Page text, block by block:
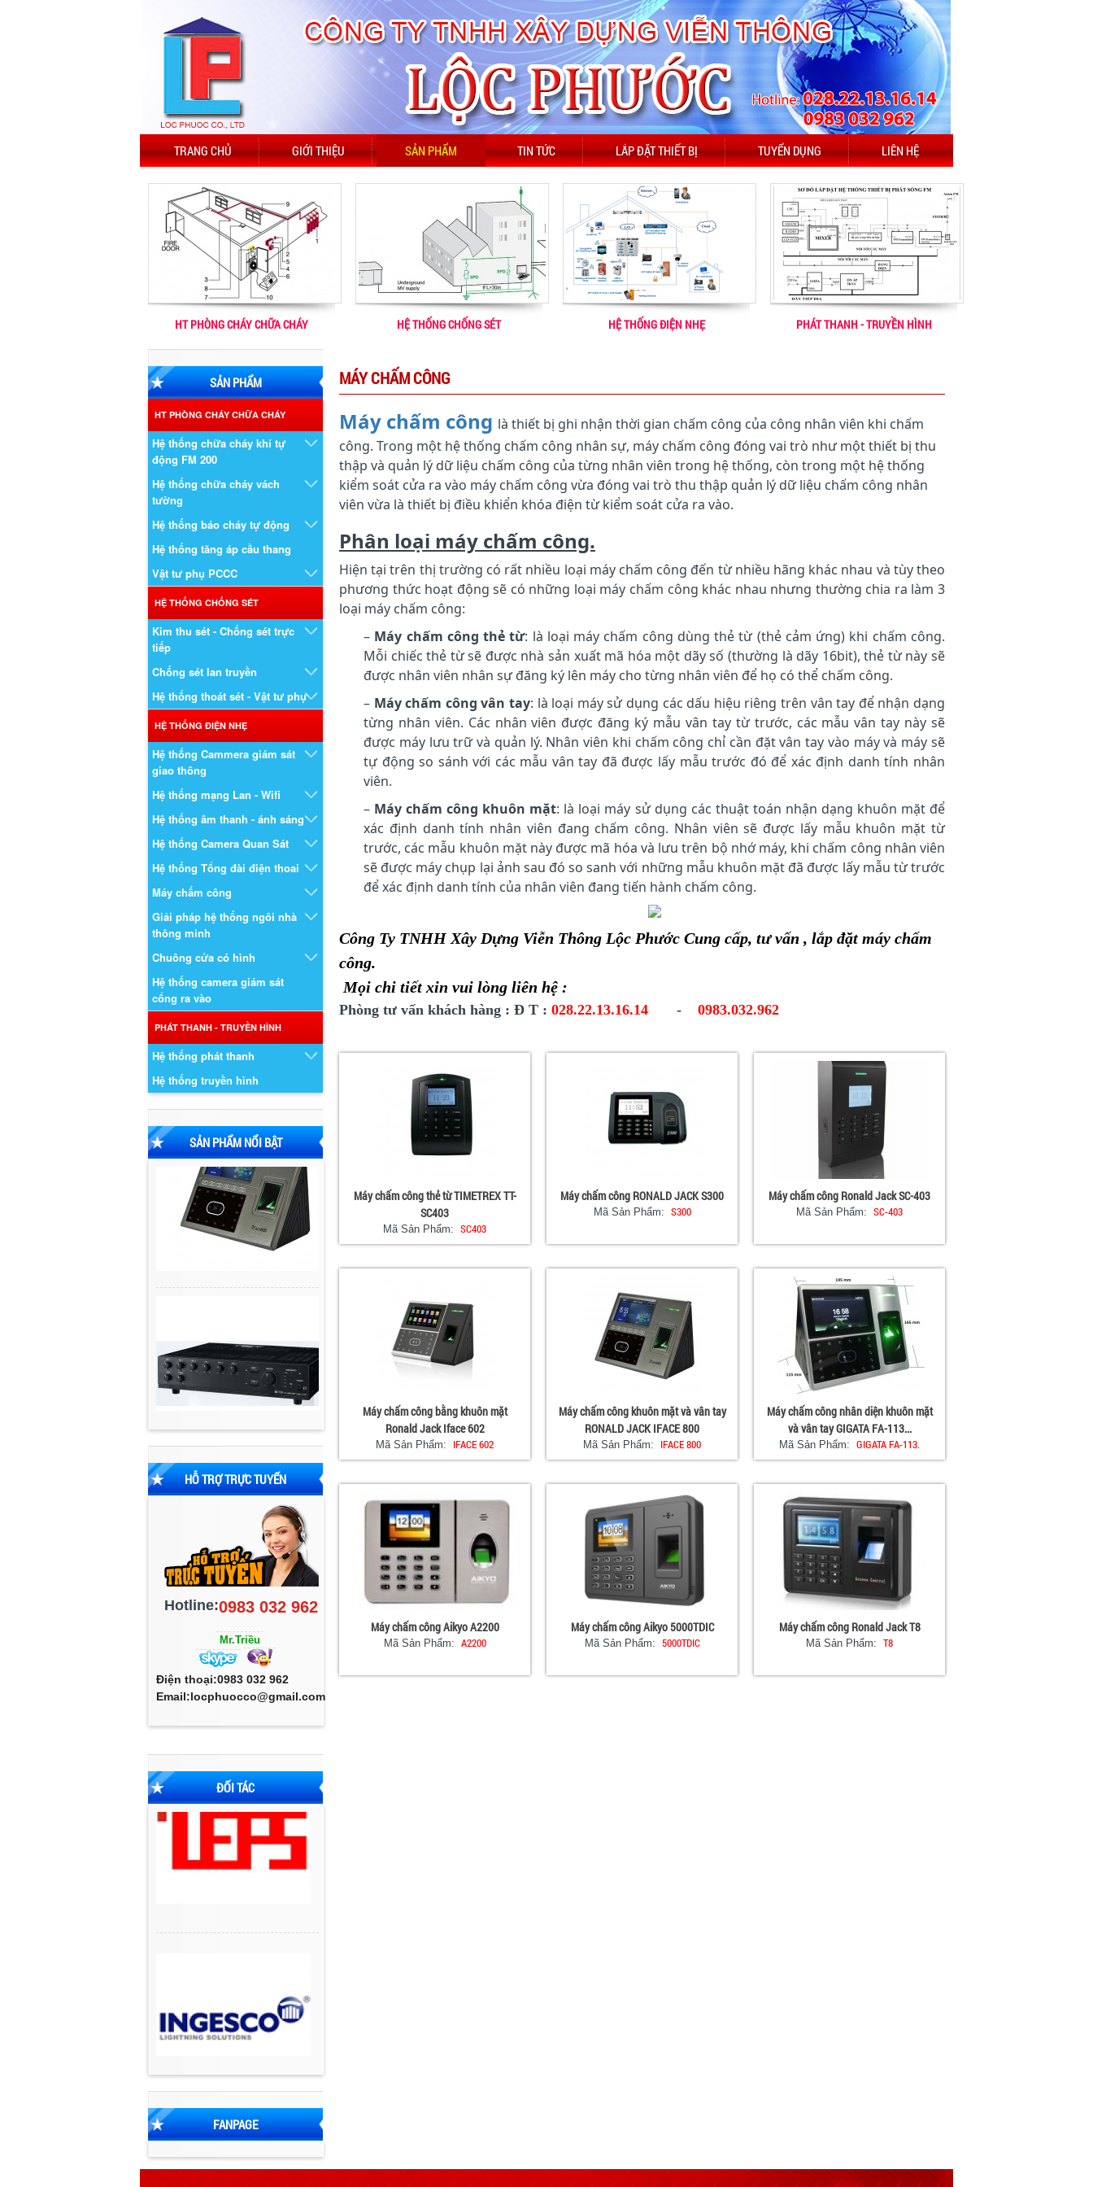
TRANG CHỦ GIỚI THIỆU SẢN PHẨM TIN TỨC LẮP ĐẶT THIẾT BỊ TUYỂN DỤNG LIÊN HỆ
HT PHÒNG CHÁY CHỮA CHÁY HỆ THỐNG CHỐNG SÉT HỆ THỐNG ĐIỆN NHẸ PHÁT THANH - TRUYỀN HÌNH
SẢN PHẨM
HT PHÒNG CHÁY CHỮA CHÁY
Hệ thống chữa cháy khí tự
động FM 200
Hệ thống chữa cháy vách
tường
Hệ thống báo cháy tự động
Hệ thống tăng áp cầu thang
Vật tư phụ PCCC
HỆ THỐNG CHỐNG SÉT
Kim thu sét - Chống sét trực
tiếp
Chống sét lan truyền
Hệ thống thoát sét - Vật tư phụ
HỆ THỐNG ĐIỆN NHẸ
Hệ thống Cammera giám sát
giao thông
Hệ thống mạng Lan - Wifi
Hệ thống âm thanh - ánh sáng
Hệ thống Camera Quan Sát
Hệ thống Tổng đài điện thoai
Máy chấm công
Giải pháp hệ thống ngôi nhà
thông minh
Chuông cửa có hình
Hệ thống camera giám sát
cổng ra vào
PHÁT THANH - TRUYỀN HÌNH
Hệ thống phát thanh
Hệ thống truyền hình
SẢN PHẨM NỔI BẬT
HỖ TRỢ TRỰC TUYẾN
Hotline:0983 032 962
Mr.Triều
Điện thoại:0983 032 962
Email:locphuocco@gmail.com
ĐỐI TÁC
FANPAGE
MÁY CHẤM CÔNG
Máy chấm công là thiết bị ghi nhận thời gian chấm công của công nhân viên khi chấm
công. Trong một hệ thống chấm công nhân sự, máy chấm công đóng vai trò như một thiết bị thu
thập và quản lý dữ liệu chấm công của từng nhân viên trong hệ thống, còn trong một hệ thống
kiểm soát cửa ra vào máy chấm công vừa đóng vai trò thu thập quản lý dữ liệu chấm công nhân
viên vừa là thiết bị điều khiển khóa điện từ kiểm soát cửa ra vào.
Phân loại máy chấm công.
Hiện tại trên thị trường có rất nhiều loại máy chấm công đến từ nhiều hãng khác nhau và tùy theo
phương thức hoạt động sẽ có những loại máy chấm công khác nhau nhưng thường chia ra làm 3
loại máy chấm công:
– Máy chấm công thẻ từ: là loại máy chấm công dùng thẻ từ (thẻ cảm ứng) khi chấm công.
Mỗi chiếc thẻ từ sẽ được nhà sản xuất mã hóa một dãy số (thường là dãy 16bit), thẻ từ này sẽ
được nhân viên nhân sự đăng ký lên máy cho từng nhân viên để họ có thể chấm công.
– Máy chấm công vân tay: là loại máy sử dụng các dấu hiệu riêng trên vân tay để nhận dạng
từng nhân viên. Các nhân viên được đăng ký mẫu vân tay từ trước, các mẫu vân tay này sẽ
được máy lưu trữ và quản lý. Nhân viên khi chấm công chỉ cần đặt vân tay vào máy và máy sẽ
tự động so sánh với các mẫu vân tay đã được lấy mẫu trước đó để xác định danh tính nhân
viên.
– Máy chấm công khuôn mặt: là loại máy sử dụng các thuật toán nhận dạng khuôn mặt để
xác định danh tính nhân viên đang chấm công. Nhân viên sẽ được lấy mẫu khuôn mặt từ
trước, các mẫu khuôn mặt này được mã hóa và lưu trên bộ nhớ máy, khi chấm công nhân viên
sẽ được máy chụp lại ảnh sau đó so sanh với những mẫu khuôn mặt đã được lấy mẫu từ trước
để xác định danh tính của nhân viên đang tiến hành chấm công.
Công Ty TNHH Xây Dựng Viễn Thông Lộc Phước Cung cấp, tư vấn , lắp đặt máy chấm
công.
Mọi chi tiết xin vui lòng liên hệ :
Phòng tư vấn khách hàng : Đ T : 028.22.13.16.14 - 0983.032.962
Máy chấm công thẻ từ TIMETREX TT-
SC403
Mã Sản Phẩm: SC403
Máy chấm công RONALD JACK S300
Mã Sản Phẩm: S300
Máy chấm công Ronald Jack SC-403
Mã Sản Phẩm: SC-403
Máy chấm công bằng khuôn mặt
Ronald Jack Iface 602
Mã Sản Phẩm: IFACE 602
Máy chấm công khuôn mặt và vân tay
RONALD JACK IFACE 800
Mã Sản Phẩm: IFACE 800
Máy chấm công nhân diện khuôn mặt
và vân tay GIGATA FA-113...
Mã Sản Phẩm: GIGATA FA-113.
Máy chấm công Aikyo A2200
Mã Sản Phẩm: A2200
Máy chấm công Aikyo 5000TDIC
Mã Sản Phẩm: 5000TDIC
Máy chấm công Ronald Jack T8
Mã Sản Phẩm: T8